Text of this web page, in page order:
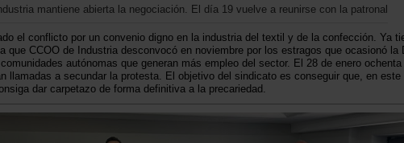
mantiene abierta la negociación. El día 19 vuelve a reunirse con la patronal
el conflicto por un convenio digno en la industria del textil y de la confección. Ya
que CCOO de Industria desconvocó en noviembre por los estragos que ocasionó la
autónomas que generan más empleo del sector. El 28 de enero ochenta
llamadas a secundar la protesta. El objetivo del sindicato es conseguir que, en este
dar carpetazo de forma definitiva a la precariedad.